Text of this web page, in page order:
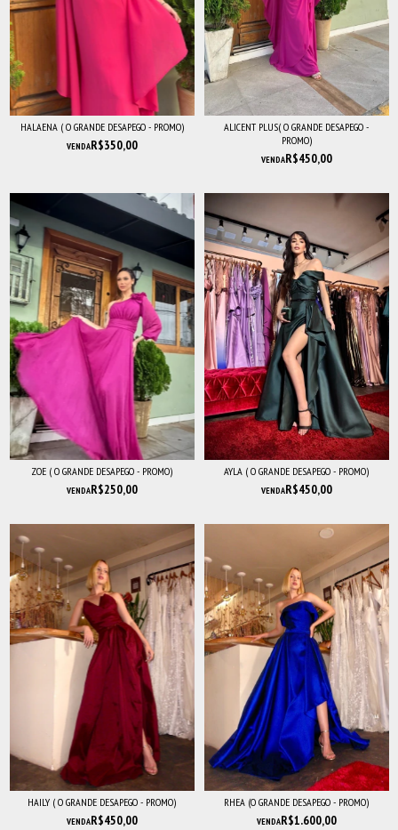
HALAENA ( O GRANDE DESAPEGO - PROMO)
VENDAR$350,00
ALICENT PLUS( O GRANDE DESAPEGO -
PROMO)
VENDAR$450,00
ZOE ( O GRANDE DESAPEGO - PROMO)
VENDAR$250,00
AYLA ( O GRANDE DESAPEGO - PROMO)
VENDAR$450,00
HAILY ( O GRANDE DESAPEGO - PROMO)
VENDAR$450,00
RHEA (O GRANDE DESAPEGO - PROMO)
VENDAR$1.600,00